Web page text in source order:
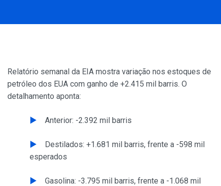
Relatório semanal da EIA mostra variação nos estoques de
petróleo dos EUA com ganho de +2.415 mil barris. O
detalhamento aponta:
Anterior: -2.392 mil barris
Destilados: +1.681 mil barris, frente a -598 mil
esperados
Gasolina: -3.795 mil barris, frente a -1.068 mil